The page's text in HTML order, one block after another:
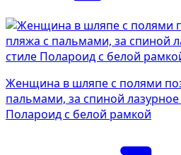
Женщина в шляпе с полями
пальмами, за спиной
Полароид с белой рамкой